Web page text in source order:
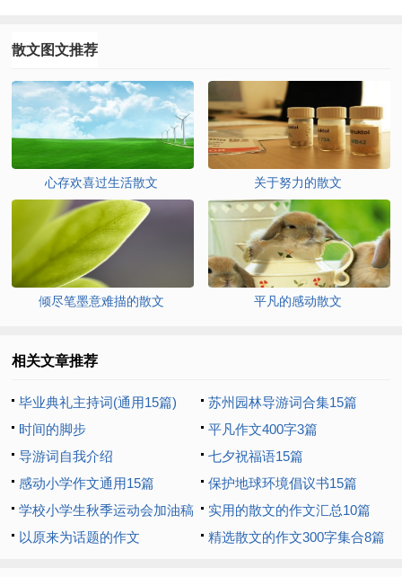
散文图文推荐
心存欢喜过生活散文 关于努力的散文
倾尽笔墨意难描的散文 平凡的感动散文
相关文章推荐
毕业典礼主持词(通用15篇)
苏州园林导游词合集15篇
时间的脚步
平凡作文400字3篇
导游词自我介绍
七夕祝福语15篇
感动小学作文通用15篇
保护地球环境倡议书15篇
学校小学生秋季运动会加油稿
实用的散文的作文汇总10篇
以原来为话题的作文
精选散文的作文300字集合8篇